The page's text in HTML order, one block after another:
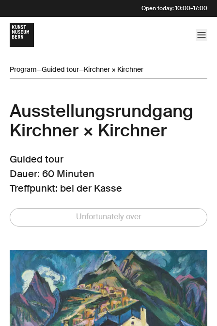
Open today: 10:00–17:00
Program—Guided tour—Kirchner × Kirchner
Ausstellungsrund­gang
Kirchner × Kirchner
Guided tour
Dauer: 60 Minuten
Treffpunkt: bei der Kasse
Unfortunately over